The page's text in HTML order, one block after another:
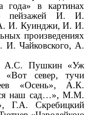
года» в картинах
пейзажей И. И.
И. Куинджи, И. И.
произведениях
И. Чайковского, А.
А.С. Пушкин «Уж
север, тучи
«Осень», А.К.
наш сад…», М.М.
Г.А. Скребицкий